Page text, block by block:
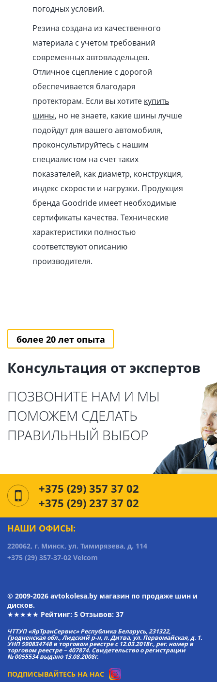
погодных условий.
Резина создана из качественного
материала с учетом требований
современных автовладельцев.
Отличное сцепление с дорогой
обеспечивается благодаря
протекторам. Если вы хотите купить
шины, но не знаете, какие шины лучше
подойдут для вашего автомобиля,
проконсультируйтесь с нашим
специалистом на счет таких
показателей, как диаметр, конструкция,
индекс скорости и нагрузки. Продукция
бренда Goodride имеет необходимые
сертификаты качества. Технические
характеристики полностью
соответствуют описанию
производителя.
более 20 лет опыта
Консультация от экспертов
ПОЗВОНИТЕ НАМ И МЫ
ПОМОЖЕМ СДЕЛАТЬ
ПРАВИЛЬНЫЙ ВЫБОР
+375 (29) 357 37 02
+375 (29) 237 37 02
НАШИ ОФИСЫ:
220062, г. Минск, ул. Тимирязева, д. 114
+375 (29) 357-37-02 Velcom
© 2009-2026 avtokolesa.by магазин по продаже шин и
дисков.
★★★★★ Рейтинг: 5 Отзывов: 37
ЧТТУП «ЯрТранСервис» Республика Беларусь, 231322,
Гродненская обл., Лидский р-н, п. Дитва, ул. Первомайская, д. 1.
УНП 590834748 в торговом реестре с 12.03.2018г., рег. номер в
торговом реестре − 407874. Свидетельство о регистрации
№ 0055534 выдано 13.08.2008г.
ПОДПИСЫВАЙТЕСЬ НА НАС